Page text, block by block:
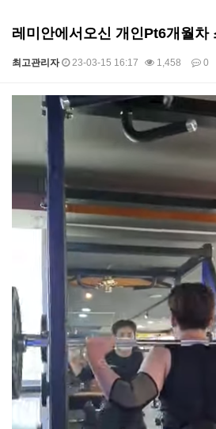
레미안에서오신 개인Pt6개월차
최고관리자 23-03-15 16:17 1,458 0